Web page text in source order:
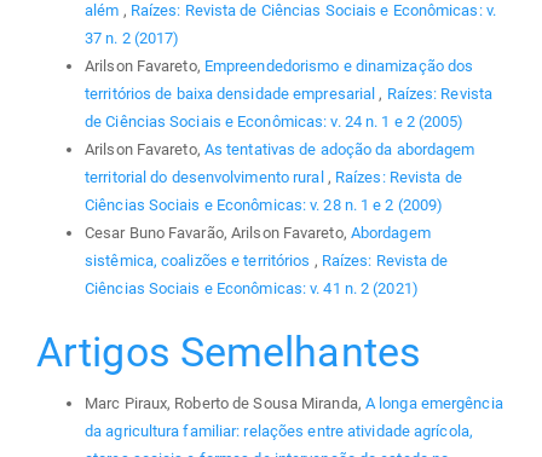
além , Raízes: Revista de Ciências Sociais e Econômicas: v.
37 n. 2 (2017)
Arilson Favareto, Empreendedorismo e dinamização dos
territórios de baixa densidade empresarial, Raízes: Revista
de Ciências Sociais e Econômicas: v. 24 n. 1 e 2 (2005)
Arilson Favareto, As tentativas de adoção da abordagem
territorial do desenvolvimento rural , Raízes: Revista de
Ciências Sociais e Econômicas: v. 28 n. 1 e 2 (2009)
Cesar Buno Favarão, Arilson Favareto, Abordagem
sistêmica, coalizões e territórios , Raízes: Revista de
Ciências Sociais e Econômicas: v. 41 n. 2 (2021)
Artigos Semelhantes
Marc Piraux, Roberto de Sousa Miranda, A longa emergência
da agricultura familiar: relações entre atividade agrícola,